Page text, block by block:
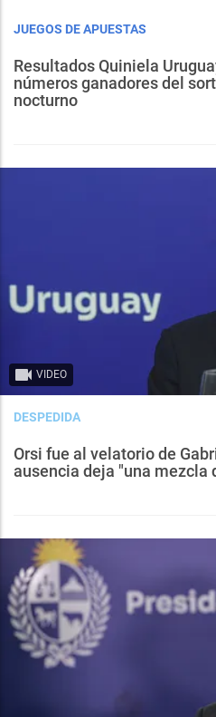
JUEGOS DE APUESTAS
Resultados Quiniela
números ganadores del
nocturno
VIDEO
DESPEDIDA
Orsi fue al velatorio de
ausencia deja "una mezcla